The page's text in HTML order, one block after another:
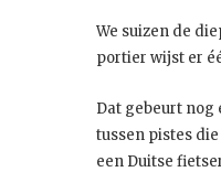
We suizen de
portier wijst er
Dat gebeurt nog
tussen pistes
een Duitse